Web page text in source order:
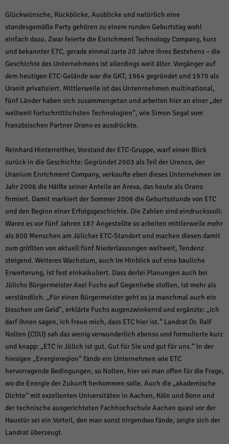
Glückwünsche, Rückblicke, Ausblicke und natürlich eine
standesgemäße Party gehören zu einem runden Geburtstag wohl
einfach dazu. Zwar feierte die Enrichment Technology Company, kurz
und bekannter ETC, gerade einmal zarte 20 Jahre ihres Bestehens – die
Geschichte des Unternehmens ist allerdings weit älter. Vorgänger auf
dem heutigen ETC-Gelände war die GKT, 1964 gegründet und 1970 als
Uranit privatisiert. Mittlerweile ist das Untenrnehmen multinational,
fünf Länder haben sich zusammengetan und arbeiten hier an einer „der
weltweit fortschrittlichsten Technologien“, wie Simon Segal vom
französischen Partner Orano es ausdrückte.
Reinhard Hinterreither, Vorstand der ETC-Gruppe, warf einen Blick
zurück in die Geschichte: Gegründet 2003 als Teil der Urenco, der
Uranium Enrichment Company, verkaufte eben dieses Unternehmen im
Jahr 2006 die Hälfte seiner Anteile an Areva, das heute als Orano
firmiert. Damit markiert der Sommer 2006 die Geburtsstunde von ETC
und den Beginn einer Erfolgsgeschichte. Die Zahlen sind eindrucksvoll:
Waren es vor fünf Jahren 187 Angestellte so arbeiten mittlerweile mehr
als 800 Menschen am Jülicher ETC-Standort und machen diesen damit
zum größten von aktuell fünf Niederlassungen weltweit, Tendenz
steigend. Weiteres Wachstum, auch im Hinblick auf eine bauliche
Erweiterung, ist fest einkalkuliert. Dass derlei Planungen auch bei
Jülichs Bürgermeister Axel Fuchs auf Gegenliebe stoßen, ist mehr als
verständlich. „Für einen Bürgermeister geht es ja manchmal auch ein
bisschen um Geld“, erklärte Fuchs augenzwinkernd und ergänzte: „Ich
darf Ihnen sagen, ich freue mich, dass ETC hier ist.“ Landrat Dr. Ralf
Nolten (CDU) sah das wenig verwunderlich ebenso und formulierte kurz
und knapp: „ETC in Jülich ist gut. Gut für Sie und gut für uns.“ In der
hiesigen „Energieregion“ fände ein Unternehmen wie ETC
hervorragende Bedingungen, so Nolten, hier sei man offen für die Frage,
wo die Energie der Zukunft herkommen solle. Auch die „akademische
Dichte“ mit exzellenten Universitäten in Aachen, Köln und Bonn und
der technische ausgerichteten Fachhochschule Aachen quasi vor der
Haustür sei ein Vorteil, den man sonst nirgendwo fände, zeigte sich der
Landrat überzeugt.
auswählen.
Alle akzeptieren Speichern und weiter
Zurück
Datenschutzeinstellungen
Essenziell (1)
Essenzielle Cookies ermöglichen grundlegende Funktionen und sind für die
einwandfreie Funktion der Website erforderlich.
Cookie-Informationen anzeigen
Statistik Cookies erfassen Informationen anonym. Diese Informationen helfen
uns zu verstehen, wie unsere Besucher unsere Website nutzen.
Cookie-Informationen anzeigen
Marketing (1)
Marketing-Cookies werden von Drittanbietern oder Publishern verwendet,
um personalisierte Werbung anzuzeigen. Sie tun dies, indem sie Besucher
Cookie-Informationen anzeigen
Externe Medien (6)
Inhalte von Videoplattformen und Social-Media-Plattformen werden
werden, bedarf der Zugriff auf diese Inhalte keiner manuellen Einwilligung
mehr.
Cookie-Informationen anzeigen
powered by Borlabs Cookie